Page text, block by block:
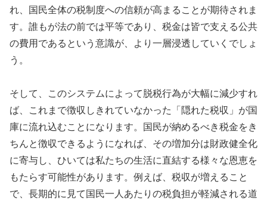
れ、国民全体の税制度への信頼が高まることが期待されま
す。誰もが法の前では平等であり、税金は皆で支える公共
の費用であるという意識が、より一層浸透していくでしょ
う。
そして、このシステムによって脱税行為が大幅に減少すれ
ば、これまで徴収しきれていなかった「隠れた税収」が国
庫に流れ込むことになります。国民が納めるべき税金をき
ちんと徴収できるようになれば、その増加分は財政健全化
に寄与し、ひいては私たちの生活に直結する様々な恩恵を
もたらす可能性があります。例えば、税収が増えること
で、長期的に見て国民一人あたりの税負担が軽減される道